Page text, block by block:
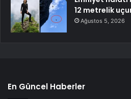
12 metrelik
Ağustos 5, 2026
En Güncel Haberler